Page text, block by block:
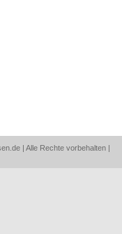
| Alle Rechte vorbehalten |